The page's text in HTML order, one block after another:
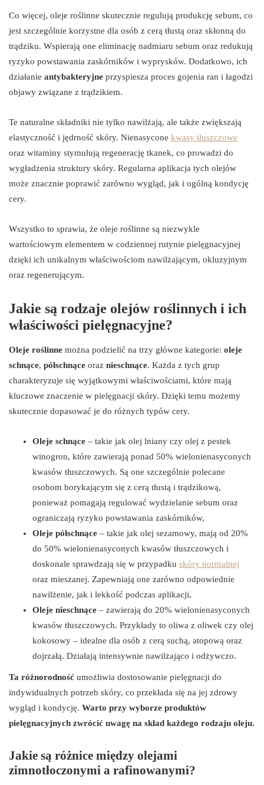
Co więcej, oleje roślinne skutecznie regulują produkcję sebum, co
jest szczególnie korzystne dla osób z cerą tłustą oraz skłonną do
trądziku. Wspierają one eliminację nadmiaru sebum oraz redukują
ryzyko powstawania zaskórników i wyprysków. Dodatkowo, ich
działanie antybakteryjne przyspiesza proces gojenia ran i łagodzi
objawy związane z trądzikiem.
Te naturalne składniki nie tylko nawilżają, ale także zwiększają
elastyczność i jędrność skóry. Nienasycone kwasy tłuszczowe
oraz witaminy stymulują regenerację tkanek, co prowadzi do
wygładzenia struktury skóry. Regularna aplikacja tych olejów
może znacznie poprawić zarówno wygląd, jak i ogólną kondycję
cery.
Wszystko to sprawia, że oleje roślinne są niezwykle
wartościowym elementem w codziennej rutynie pielęgnacyjnej
dzięki ich unikalnym właściwościom nawilżającym, okluzyjnym
oraz regenerującym.
Jakie są rodzaje olejów roślinnych i ich
właściwości pielęgnacyjne?
Oleje roślinne można podzielić na trzy główne kategorie: oleje
schnące, półschnące oraz nieschnące. Każda z tych grup
charakteryzuje się wyjątkowymi właściwościami, które mają
kluczowe znaczenie w pielęgnacji skóry. Dzięki temu możemy
skutecznie dopasować je do różnych typów cery.
Oleje schnące – takie jak olej lniany czy olej z pestek
winogron, które zawierają ponad 50% wielonienasyconych
kwasów tłuszczowych. Są one szczególnie polecane
osobom borykającym się z cerą tłustą i trądzikową,
ponieważ pomagają regulować wydzielanie sebum oraz
ograniczają ryzyko powstawania zaskórników,
Oleje półschnące – takie jak olej sezamowy, mają od 20%
do 50% wielonienasyconych kwasów tłuszczowych i
doskonale sprawdzają się w przypadku skóry normalnej
oraz mieszanej. Zapewniają one zarówno odpowiednie
nawilżenie, jak i lekkość podczas aplikacji,
Oleje nieschnące – zawierają do 20% wielonienasyconych
kwasów tłuszczowych. Przykłady to oliwa z oliwek czy olej
kokosowy – idealne dla osób z cerą suchą, atopową oraz
dojrzałą. Działają intensywnie nawilżająco i odżywczo.
Ta różnorodność umożliwia dostosowanie pielęgnacji do
indywidualnych potrzeb skóry, co przekłada się na jej zdrowy
wygląd i kondycję. Warto przy wyborze produktów
pielęgnacyjnych zwrócić uwagę na skład każdego rodzaju oleju.
Jakie są różnice między olejami
zimnotłoczonymi a rafinowanymi?